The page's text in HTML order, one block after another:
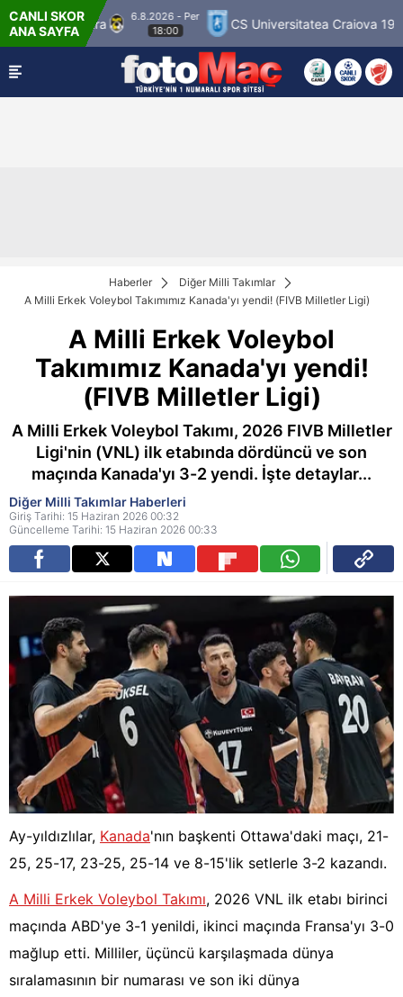
CANLI SKOR
ANA SAYFA
Palloseura
6.8.2026 - Per
18:00
CS Universitatea Craiova 1948
Haberler
Diğer Milli Takımlar
A Milli Erkek Voleybol Takımımız Kanada'yı yendi! (FIVB Milletler Ligi)
A Milli Erkek Voleybol
Takımımız Kanada'yı yendi!
(FIVB Milletler Ligi)
A Milli Erkek Voleybol Takımı, 2026 FIVB Milletler
Ligi'nin (VNL) ilk etabında dördüncü ve son
maçında Kanada'yı 3-2 yendi. İşte detaylar...
Diğer Milli Takımlar Haberleri
Giriş Tarihi: 15 Haziran 2026 00:32
Güncelleme Tarihi: 15 Haziran 2026 00:33
Ay-yıldızlılar, Kanada'nın başkenti Ottawa'daki maçı, 21-
25, 25-17, 23-25, 25-14 ve 8-15'lik setlerle 3-2 kazandı.
A Milli Erkek Voleybol Takımı, 2026 VNL ilk etabı birinci
maçında ABD'ye 3-1 yenildi, ikinci maçında Fransa'yı 3-0
mağlup etti. Milliler, üçüncü karşılaşmada dünya
sıralamasının bir numarası ve son iki dünya